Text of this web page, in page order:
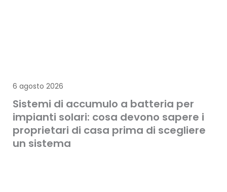
6 agosto 2026
Sistemi di accumulo a batteria per
impianti solari: cosa devono sapere i
proprietari di casa prima di scegliere
un sistema